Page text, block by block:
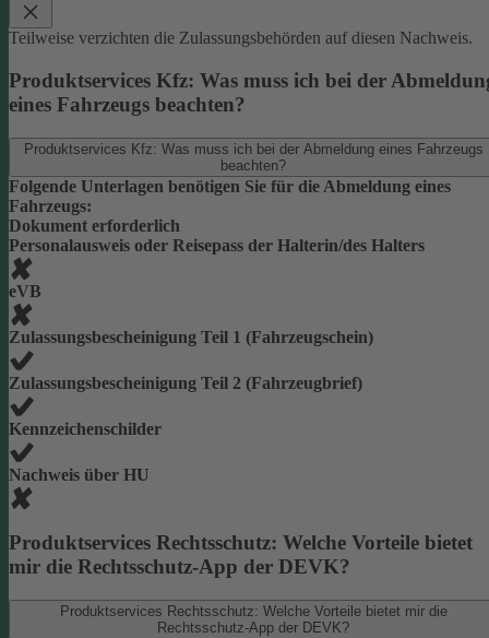
Teilweise verzichten die Zulassungsbehörden auf diesen Nachweis.
Produktservices Kfz: Was muss ich bei der
eines Fahrzeugs beachten?
Produktservices Kfz: Was muss ich bei der Abmeldung eines Fahrzeugs
beachten?
Folgende Unterlagen benötigen Sie für die Abmeldung eines
Fahrzeugs:
Dokument erforderlich
Personalausweis oder Reisepass der Halterin/des Halters
eVB
Zulassungsbescheinigung Teil 1 (Fahrzeugschein)
Zulassungsbescheinigung Teil 2 (Fahrzeugbrief)
Kennzeichenschilder
Nachweis über HU
Produktservices Rechtsschutz: Welche Vorteile bietet
mir die Rechtsschutz-App der DEVK?
Produktservices Rechtsschutz: Welche Vorteile bietet mir die
Rechtsschutz-App der DEVK?